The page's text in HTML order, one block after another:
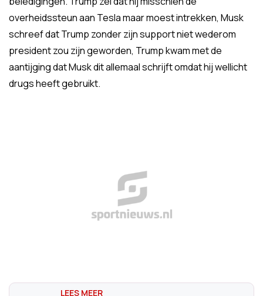
overheidssteun aan Tesla maar moest intrekken, Musk
schreef dat Trump zonder zijn support niet wederom
president zou zijn geworden, Trump kwam met de
aantijging dat Musk dit allemaal schrijft omdat hij wellicht
drugs heeft gebruikt.